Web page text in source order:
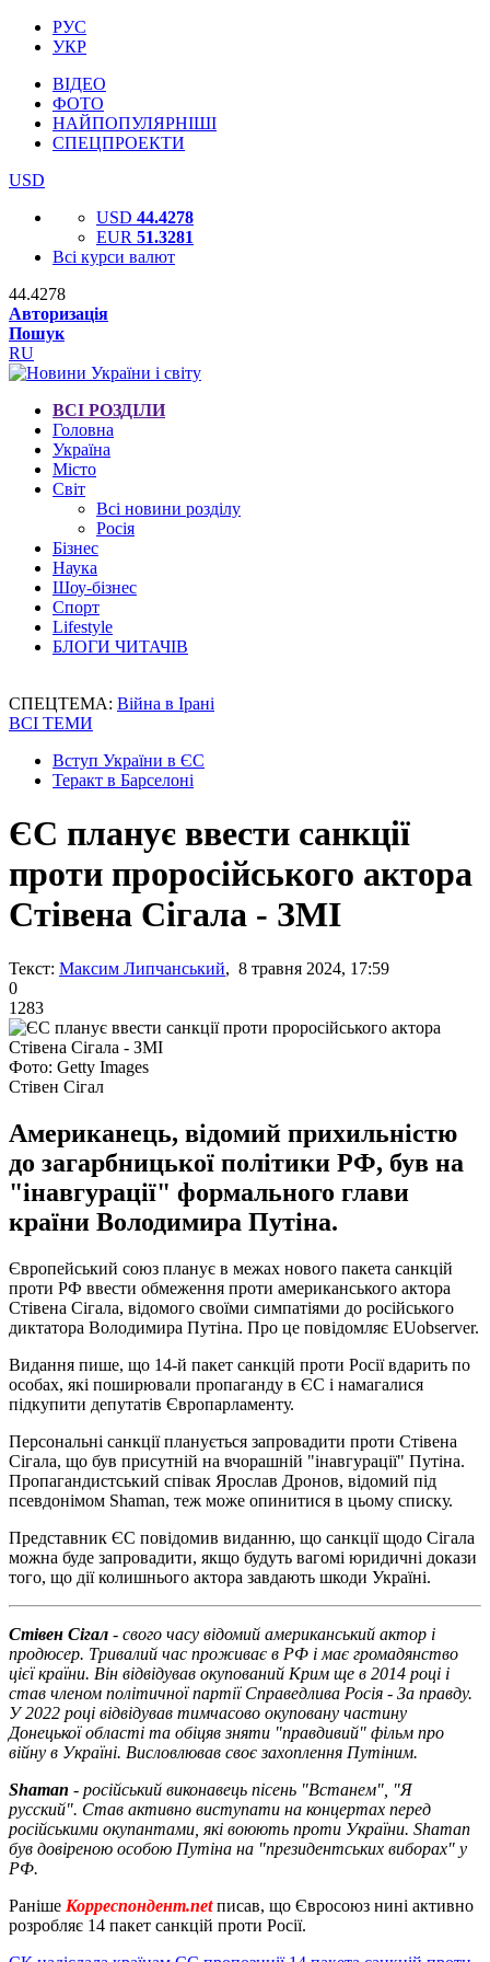
РУС
УКР
ВІДЕО
ФОТО
НАЙПОПУЛЯРНІШІ
СПЕЦПРОЕКТИ
USD
USD 44.4278
EUR 51.3281
Всі курси валют
44.4278
Авторизація
Пошук
RU
ВСІ РОЗДІЛИ
Головна
Україна
Місто
Світ
Всі новини розділу
Росія
Бізнес
Наука
Шоу-бізнес
Спорт
Lifestyle
БЛОГИ ЧИТАЧІВ
СПЕЦТЕМА: Війна в Ірані
ВСІ ТЕМИ
Вступ України в ЄС
Теракт в Барселоні
ЄС планує ввести санкції
проти проросійського актора
Стівена Сігала - ЗМІ
Текст: Максим Липчанський, 8 травня 2024, 17:59
0
1283
Фото: Getty Images
Стівен Сігал
Американець, відомий прихильністю
до загарбницької політики РФ, був на
"інавгурації" формального глави
країни Володимира Путіна.
Європейський союз планує в межах нового пакета санкцій
проти РФ ввести обмеження проти американського актора
Стівена Сігала, відомого своїми симпатіями до російського
диктатора Володимира Путіна. Про це повідомляє EUobserver.
Видання пише, що 14-й пакет санкцій проти Росії вдарить по
особах, які поширювали пропаганду в ЄС і намагалися
підкупити депутатів Європарламенту.
Персональні санкції планується запровадити проти Стівена
Сігала, що був присутній на вчорашній "інавгурації" Путіна.
Пропагандистський співак Ярослав Дронов, відомий під
псевдонімом Shaman, теж може опинитися в цьому списку.
Представник ЄС повідомив виданню, що санкції щодо Сігала
можна буде запровадити, якщо будуть вагомі юридичні докази
того, що дії колишнього актора завдають шкоди Україні.
Стівен Сігал - свого часу відомий американський актор і
продюсер. Тривалий час проживає в РФ і має громадянство
цієї країни. Він відвідував окупований Крим ще в 2014 році і
став членом політичної партії Справедлива Росія - За правду.
У 2022 році відвідував тимчасово окуповану частину
Донецької області та обіцяв зняти "правдивий" фільм про
війну в Україні. Висловлював своє захоплення Путіним.
Shaman - російський виконавець пісень "Встанем", "Я
русский". Став активно виступати на концертах перед
російськими окупантами, які воюють проти України. Shaman
був довіреною особою Путіна на "президентських виборах" у
РФ.
Раніше Корреспондент.netписав, що Євросоюз нині активно
розробляє 14 пакет санкцій проти Росії.